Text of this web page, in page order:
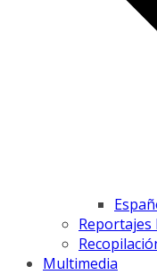
Reportajes
Multimedia